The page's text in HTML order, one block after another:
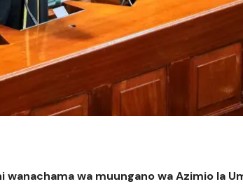
wanachama wa muungano wa Azimio la